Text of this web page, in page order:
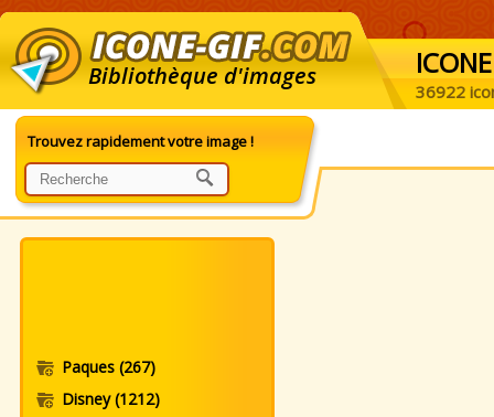
Bibliothèque d'images ICONE
36922
Trouvez rapidement votre image !
Paques (267)
Disney(1212)